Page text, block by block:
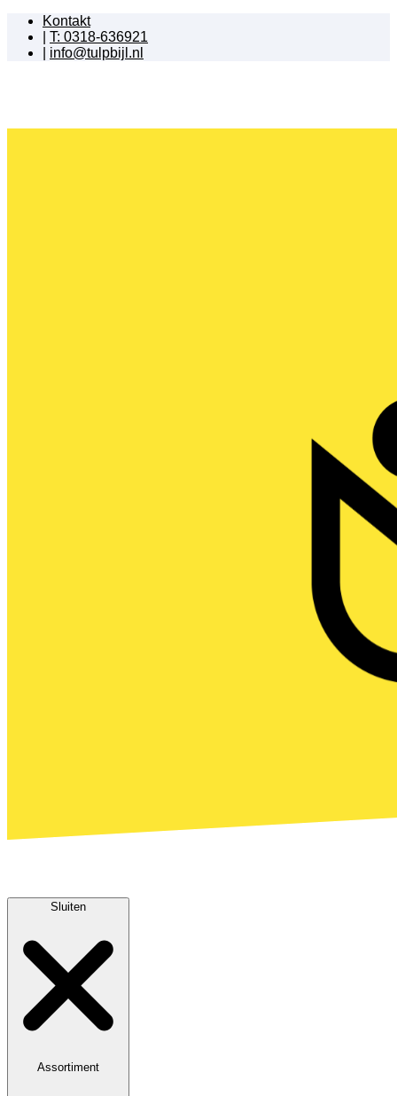
Kontakt
T: 0318-636921
info@tulpbijl.nl
Sluiten
Assortiment